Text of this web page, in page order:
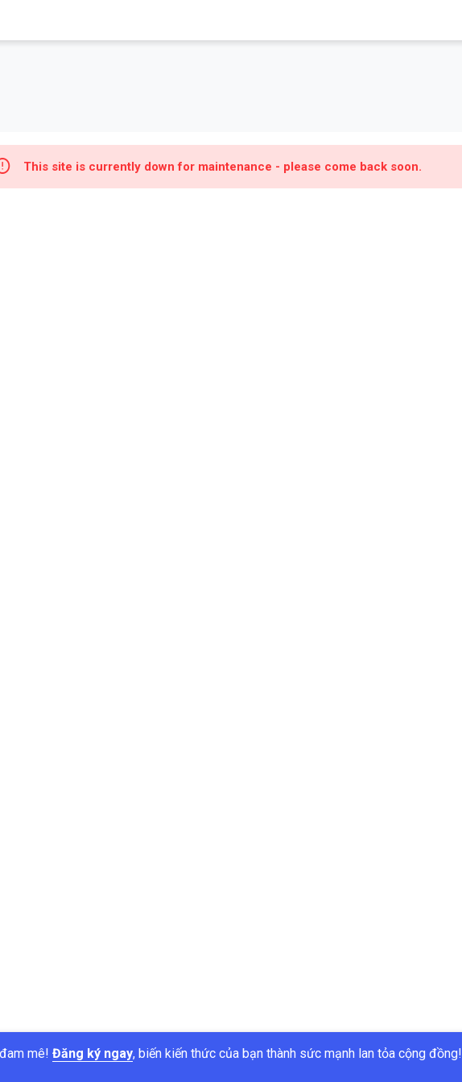
mê! Đăng ký ngay, biến kiến thức của bạn thành sức mạnh lan tỏa cộng đồng!
This site is currently down for maintenance - please come back soon.